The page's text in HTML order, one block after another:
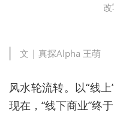
改
文 | 真探Alpha 王萌
风水轮流转。以“线
现在，“线下商业”终